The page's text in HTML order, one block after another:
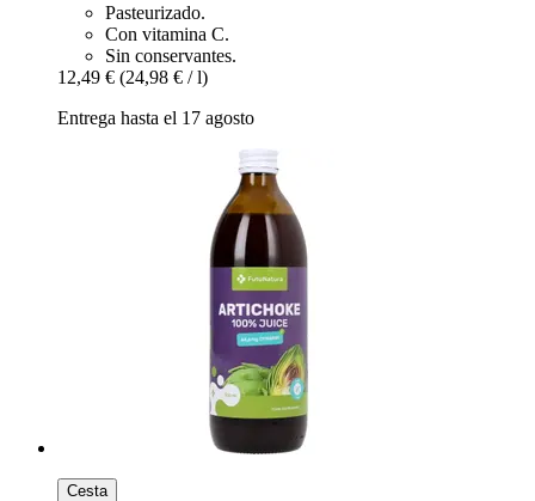
Pasteurizado.
Con vitamina C.
Sin conservantes.
12,49 € (24,98 € / l)
Entrega hasta el 17 agosto
Cesta